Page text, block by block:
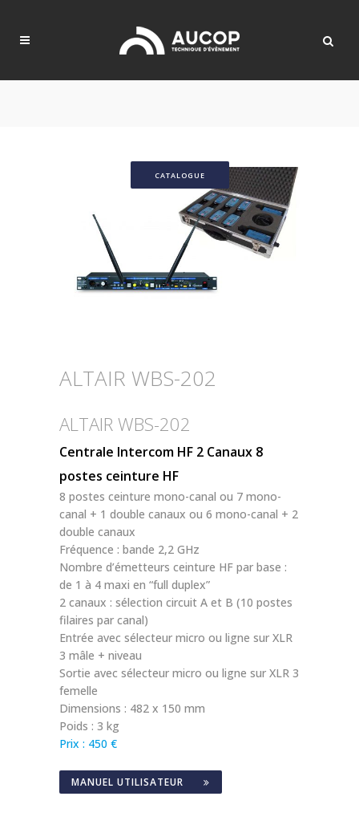
CATALOGUE
ALTAIR WBS-202
ALTAIR WBS-202
Centrale Intercom HF 2 Canaux 8
postes ceinture HF
8 postes ceinture mono-canal ou 7 mono-
canal + 1 double canaux ou 6 mono-canal + 2
double canaux
Fréquence : bande 2,2 GHz
Nombre d’émetteurs ceinture HF par base :
de 1 à 4 maxi en “full duplex”
2 canaux : sélection circuit A et B (10 postes
filaires par canal)
Entrée avec sélecteur micro ou ligne sur XLR
3 mâle + niveau
Sortie avec sélecteur micro ou ligne sur XLR 3
femelle
Dimensions : 482 x 150 mm
Poids : 3 kg
Prix : 450 €
MANUEL UTILISATEUR